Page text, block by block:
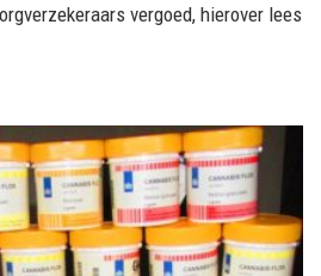
vergoed, hierover lees